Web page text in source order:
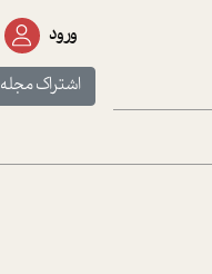
ورود
اشتراک مجله